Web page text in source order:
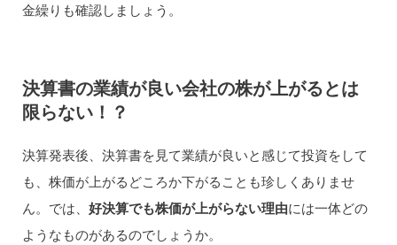
金繰りも確認しましょう。
決算書の業績が良い会社の株が上がるとは
限らない！？
決算発表後、決算書を見て業績が良いと感じて投資をして
も、株価が上がるどころか下がることも珍しくありませ
ん。では、 好決算でも株価が上がらない理由には一体どの
ようなものがあるのでしょうか。